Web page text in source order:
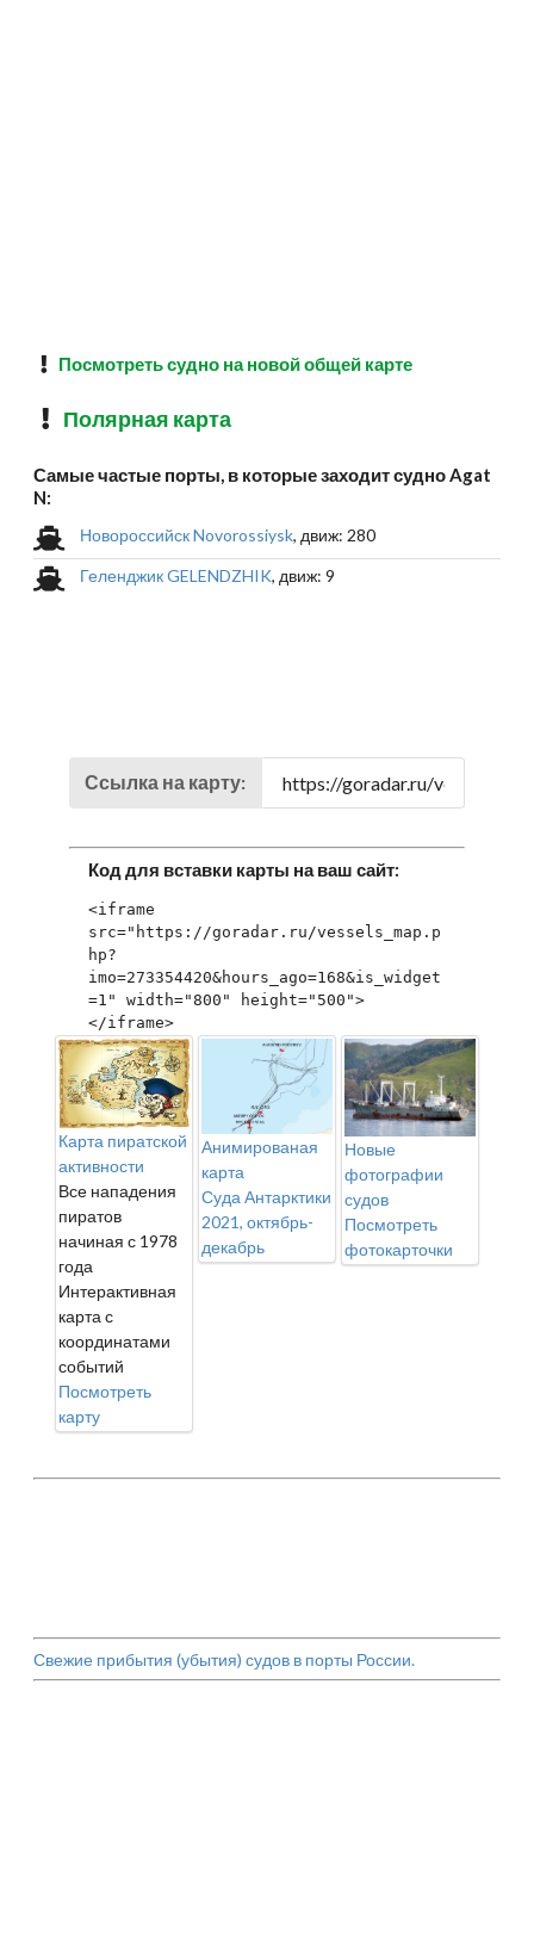
Посмотреть судно на новой общей карте
Полярная карта
Самые частые порты, в которые заходит судно Agat
N:
Новороссийск Novorossiysk, движ: 280
Геленджик GELENDZHIK, движ: 9
Ссылка на карту:
Код для вставки карты на ваш сайт:
<iframe
src="https://goradar.ru/vessels_map.p
hp?
imo=273354420&hours_ago=168&is_widget
=1" width="800" height="500">
</iframe>
Карта пиратской
активности
Все нападения
пиратов
начиная с 1978
года
Интерактивная
карта с
координатами
событий
Посмотреть
карту
Анимированая
карта
Суда Антарктики
2021, октябрь-
декабрь
Новые
фотографии
судов
Посмотреть
фотокарточки
Свежие прибытия (убытия) судов в порты России.